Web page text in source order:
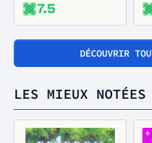
7.5
DÉCOUVRIR
LES MIEUX NOTÉES